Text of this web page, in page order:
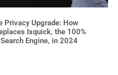
Privacy Upgrade: How
Ixquick, the 100%
Engine, in 2024